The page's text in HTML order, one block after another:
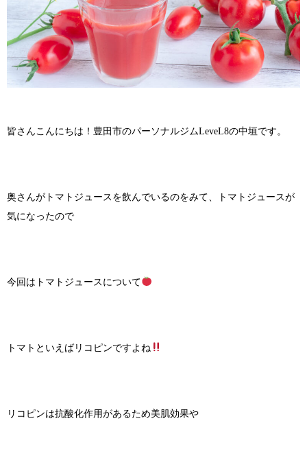
皆さんこんにちは！豊田市のパーソナルジムLeveL8の中垣です。
奥さんがトマトジュースを飲んでいるのをみて、トマトジュースが
気になったので
今回はトマトジュースについて
トマトといえばリコピンですよね
リコピンは抗酸化作用があるため美肌効果や